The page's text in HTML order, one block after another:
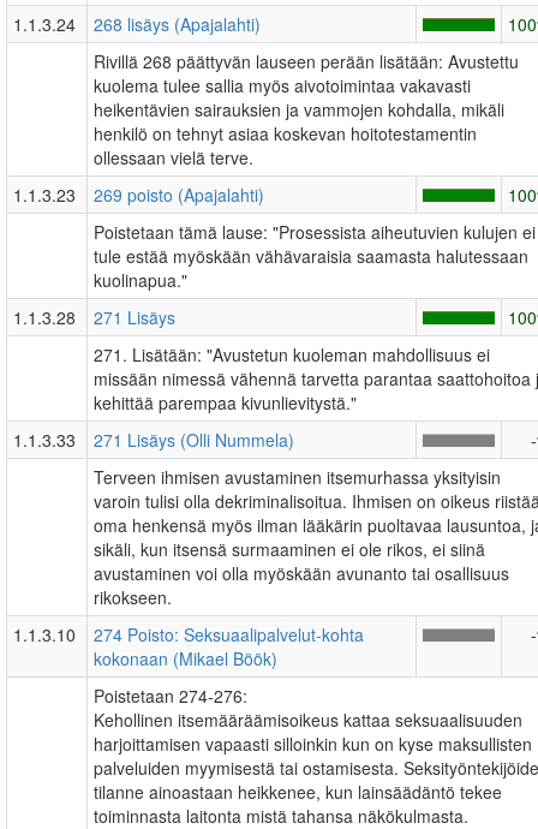
1.1.3.24
268 lisäys (Apajalahti)
Rivillä 268 päättyvän lauseen perään lisätään: Avustettu
kuolema tulee sallia myös aivotoimintaa vakavasti
heikentävien sairauksien ja vammojen kohdalla, mikäli
henkilö on tehnyt asiaa koskevan hoitotestamentin
ollessaan vielä terve.
1.1.3.23
269 poisto (Apajalahti)
Poistetaan tämä lause: "Prosessista aiheutuvien kulujen ei
tule estää myöskään vähävaraisia saamasta halutessaan
kuolinapua."
1.1.3.28
271 Lisäys
271. Lisätään: "Avustetun kuoleman mahdollisuus ei
missään nimessä vähennä tarvetta parantaa saattohoitoa
kehittää parempaa kivunlievitystä."
1.1.3.33
271 Lisäys (Olli Nummela)
Terveen ihmisen avustaminen itsemurhassa yksityisin
varoin tulisi olla dekriminalisoitua. Ihmisen on oikeus
oma henkensä myös ilman lääkärin puoltavaa lausuntoa,
sikäli, kun itsensä surmaaminen ei ole rikos, ei siinä
avustaminen voi olla myöskään avunanto tai osallisuus
rikokseen.
1.1.3.10
274 Poisto: Seksuaalipalvelut-kohta
kokonaan (Mikael Böök)
Poistetaan 274-276:
Kehollinen itsemääräämisoikeus kattaa seksuaalisuuden
harjoittamisen vapaasti silloinkin kun on kyse maksullisten
palveluiden myymisestä tai ostamisesta.
tilanne ainoastaan heikkenee, kun lainsäädäntö tekee
toiminnasta laitonta mistä tahansa näkökulmasta.